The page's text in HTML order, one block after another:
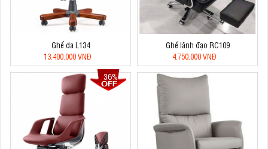
Ghế da L134
13.400.000 VNĐ
Ghế lãnh đạo RC109
4.750.000 VNĐ
36%